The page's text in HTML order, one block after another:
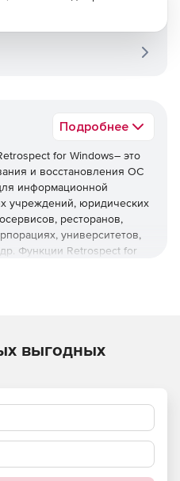
Подробнее
for Windows– это
и восстановления ОС
информационной
учреждений, юридических
ресторанов,
университетов,
Функции Retrospect for
множества серверов и
конечных
for Windows
специально выделять
данным решением.
выгодных